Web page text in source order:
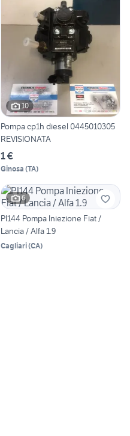
10
Pompa cp1h diesel 0445010305
REVISIONATA
1 €
Ginosa (TA)
6
PI144 Pompa Iniezione Fiat /
Lancia / Alfa 1.9
Cagliari(CA)